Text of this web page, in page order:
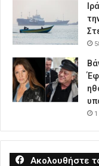
Ακολουθήστε